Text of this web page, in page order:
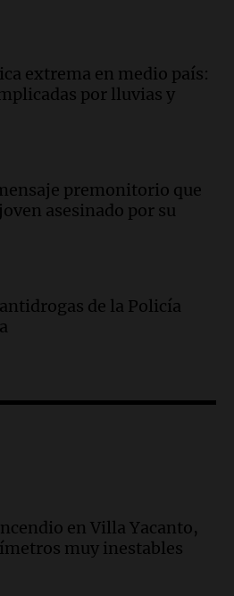
solicitará informe
en edificio
pide informe tras
de Montiagudo
a una niña de 13 años
afectan a Tafí del
de minería
extrema en medio país:
por lluvias y
premonitorio que
asesinado por su
de la Policía
en Villa Yacanto,
muy inestables